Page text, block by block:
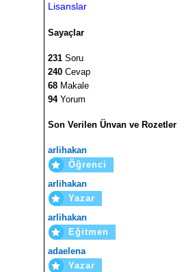
Lisanslar
Sayaçlar
231 Soru
240 Cevap
68 Makale
94Yorum
Son Verilen Ünvan ve Rozetler
arlihakan
Öğrenci
arlihakan
Yazar
arlihakan
Eğitmen
adaelena
Yazar